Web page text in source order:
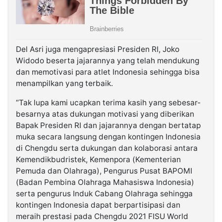
Del Asri juga mengapresiasi Presiden RI, Joko
Widodo beserta jajarannya yang telah mendukung
dan memotivasi para atlet Indonesia sehingga bisa
menampilkan yang terbaik.
“Tak lupa kami ucapkan terima kasih yang sebesar-
besarnya atas dukungan motivasi yang diberikan
Bapak Presiden RI dan jajarannya dengan bertatap
muka secara langsung dengan kontingen Indonesia
di Chengdu serta dukungan dan kolaborasi antara
Kemendikbudristek, Kemenpora (Kementerian
Pemuda dan Olahraga), Pengurus Pusat BAPOMI
(Badan Pembina Olahraga Mahasiswa Indonesia)
serta pengurus Induk Cabang Olahraga sehingga
kontingen Indonesia dapat berpartisipasi dan
meraih prestasi pada Chengdu 2021 FISU World